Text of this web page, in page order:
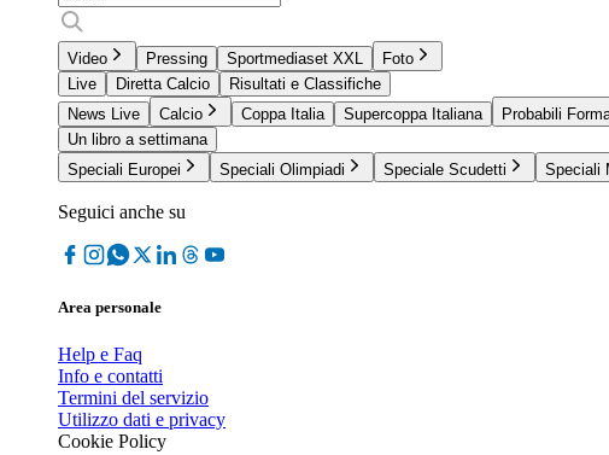
Video Pressing Sportmediaset XXL
Foto
Live
Diretta Calcio
Risultati e Classifiche
News Live
Calcio Coppa Italia Supercoppa Italiana Probabili
Un libro a settimana
Speciali Europei
Speciali Olimpiadi Speciale Scudetti Speciali
Seguici anche su
Area personale
Help e Faq
Info e contatti
Termini del servizio
Utilizzo dati e privacy
Cookie Policy